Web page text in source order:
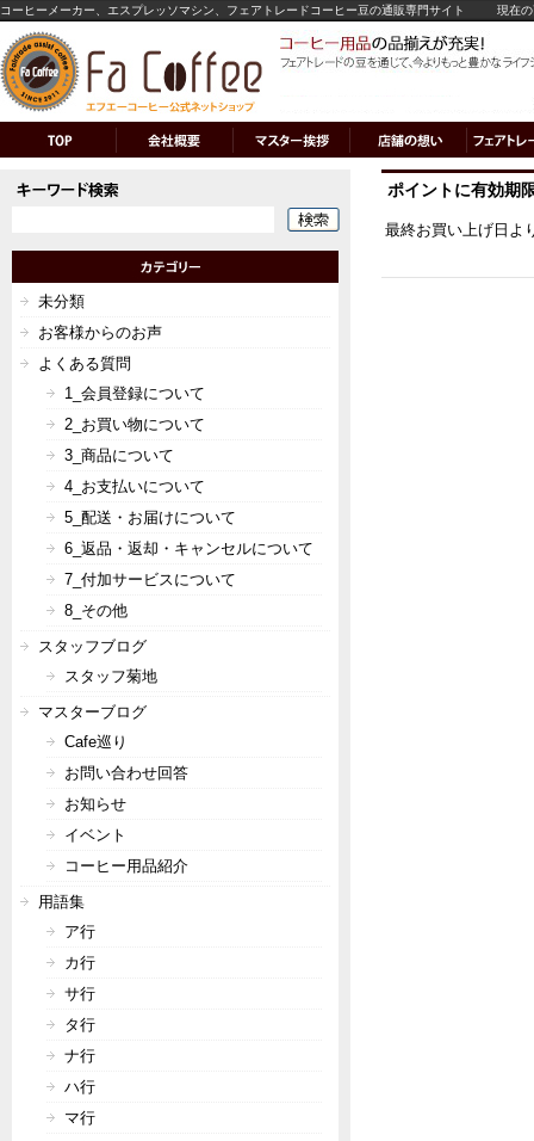
コーヒーメーカー、エスプレッソマシン、フェアトレードコーヒー豆の通販専門サイト 現在
ポイントに有効期
最終お買い上げ日よ
未分類
お客様からのお声
よくある質問
1_会員登録について
2_お買い物について
3_商品について
4_お支払いについて
5_配送・お届けについて
6_返品・返却・キャンセルについて
7_付加サービスについて
8_その他
スタッフブログ
スタッフ菊地
マスターブログ
Cafe巡り
お問い合わせ回答
お知らせ
イベント
コーヒー用品紹介
用語集
ア行
カ行
サ行
タ行
ナ行
ハ行
マ行